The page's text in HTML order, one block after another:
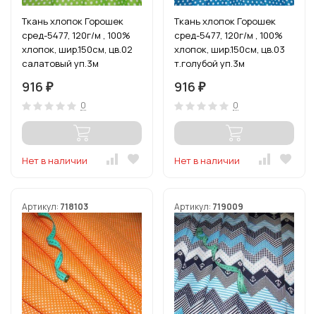
Ткань хлопок Горошек
сред-5477, 120г/м , 100%
хлопок, шир.150см, цв.02
салатовый уп.3м
916 ₽
0
Нет в наличии
Ткань хлопок Горошек
сред-5477, 120г/м , 100%
хлопок, шир.150см, цв.03
т.голубой уп.3м
916 ₽
0
Нет в наличии
Артикул: 718103 Артикул: 719009